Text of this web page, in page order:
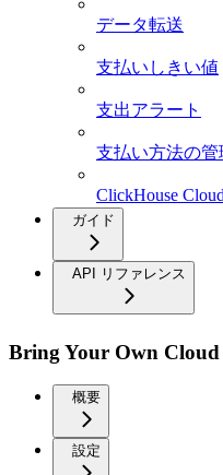
データ転送
支払いしきい値
支出アラート
支払い方法の管
ClickHouse
ガイド
API リファレンス
Bring Your Own Cloud
概要
設定